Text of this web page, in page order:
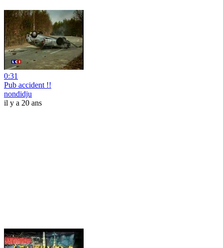
0:31
Pub accident !!
nondidju
il y a 20 ans